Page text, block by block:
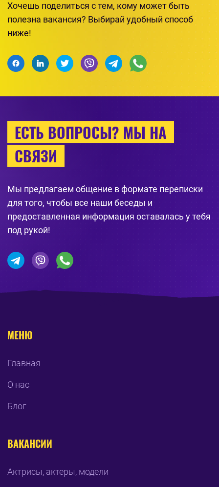
Хочешь поделиться с тем, кому может быть
полезна вакансия? Выбирай удобный способ
ниже!
ЕСТЬ ВОПРОСЫ? МЫ НА
СВЯЗИ
Мы предлагаем общение в формате переписки
для того, чтобы все наши беседы и
предоставленная информация оставалась у тебя
под рукой!
МЕНЮ
Главная
О нас
Блог
ВАКАНСИИ
Актрисы, актеры, модели